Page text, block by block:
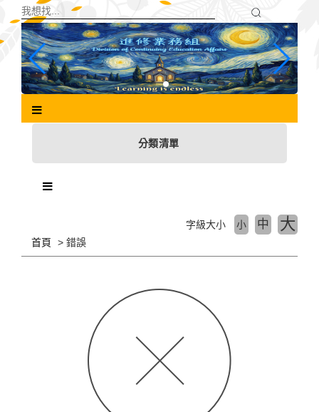
主
分類清單
首頁 錯誤
字級大小 小 中 大